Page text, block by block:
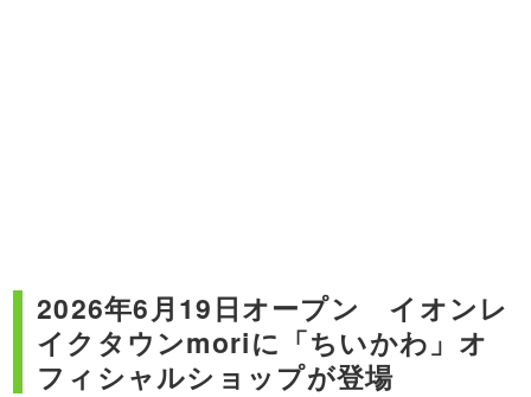
2026年6月19日オープン イオンレ
イクタウンmoriに「ちいかわ」オ
フィシャルショップが登場